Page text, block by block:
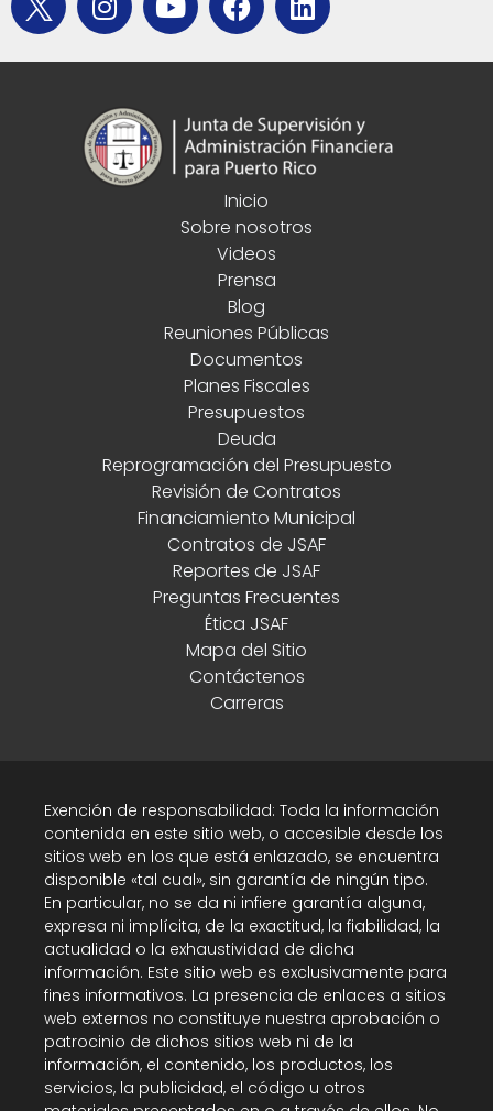
Inicio
Sobre nosotros
Videos
Prensa
Blog
Reuniones Públicas
Documentos
Planes Fiscales
Presupuestos
Deuda
Reprogramación del Presupuesto
Revisión de Contratos
Financiamiento Municipal
Contratos de JSAF
Reportes de JSAF
Preguntas Frecuentes
Ética JSAF
Mapa del Sitio
Contáctenos
Carreras
Exención de responsabilidad: Toda la información
contenida en este sitio web, o accesible desde los
sitios web en los que está enlazado, se encuentra
disponible «tal cual», sin garantía de ningún tipo.
En particular, no se da ni infiere garantía alguna,
expresa ni implícita, de la exactitud, la fiabilidad, la
actualidad o la exhaustividad de dicha
información. Este sitio web es exclusivamente para
fines informativos. La presencia de enlaces a sitios
web externos no constituye nuestra aprobación o
patrocinio de dichos sitios web ni de la
información, el contenido, los productos, los
servicios, la publicidad, el código u otros